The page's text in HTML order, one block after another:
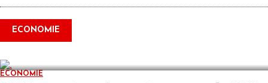
ECONOMIE
0 COMMENTS
Produire le savoir pour transformer
Haïti : BRH lance la 2ᵉ édition de ses
Journées scientifiques
ECONOMIE